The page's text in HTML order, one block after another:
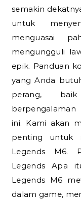
semakin
untuk
menguasai
mengungguli
epik. Panduan
yang Anda
perang,
ini. Kami akan
penting untuk
Legends M6.
Legends Apa
Legends M6
dalam game,